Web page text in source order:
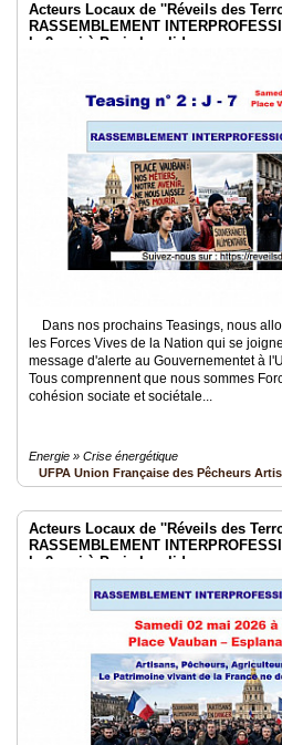
Acteurs Locaux de ''Réveils des
RASSEMBLEMENT
le 2 mai à Paris Invalides
Dans nos prochains Teasings, nous
les Forces Vives de la Nation qui se
message d'alerte au Gouvernementet à
Tous comprennent que nous sommes
cohésion sociate et sociétale...
Energie » Crise énergétique
UFPA Union Française des Pêcheurs
Acteurs Locaux de ''Réveils des
RASSEMBLEMENT
le 2 mai à Paris Invalides